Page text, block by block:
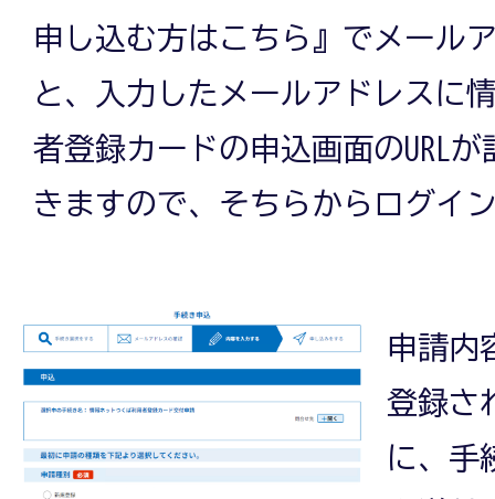
申し込む方はこちら』でメール
と、入力したメールアドレスに
者登録カードの申込画面のURL
きますので、そちらからログイ
申請内
登録さ
に、手